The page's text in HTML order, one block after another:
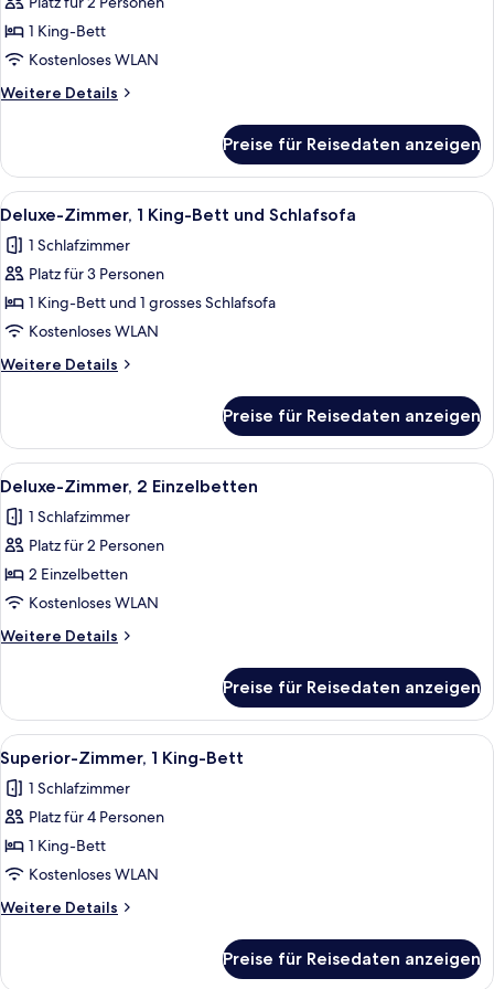
Deluxe-
Zimmer,
1 King-
Bett
anzeigen
1 King-Bett
Kostenloses WLAN
Weitere Details
Weitere
Zimmer,
1 King-
Bett
Preise für Reisedaten anzeigen
Alle
Fotos
für
Deluxe-
Zimmer,
1 King-
Bett
und
anzeigen
Hochwertige Bettwaren, Minibar,
10
Deluxe-Zimmer, 1 King-Bett und Schlafsofa
1 Schlafzimmer
Platz für 3 Personen
1 King-Bett und 1 grosses Schlafsofa
Kostenloses WLAN
Weitere Details
Weitere
Zimmer,
1 King-
Bett
Schlafsofa
Preise für Reisedaten anzeigen
Alle
Fotos
für
Deluxe-
Zimmer,
2 Einzelbetten
anzeigen
Hochwertige Bettwaren, Minibar,
8
Deluxe-Zimmer, 2 Einzelbetten
1 Schlafzimmer
Platz für 2 Personen
2 Einzelbetten
Kostenloses WLAN
Weitere Details
Weitere
Zimmer,
2 Einzelbetten
Preise für Reisedaten anzeigen
Alle
Fotos
für
Superior-
Zimmer,
1 King-
Bett
anzeigen
5
Superior-Zimmer, 1 King-Bett
1 Schlafzimmer
Platz für 4 Personen
1 King-Bett
Kostenloses WLAN
Weitere Details
Weitere
Preise für Reisedaten anzeigen